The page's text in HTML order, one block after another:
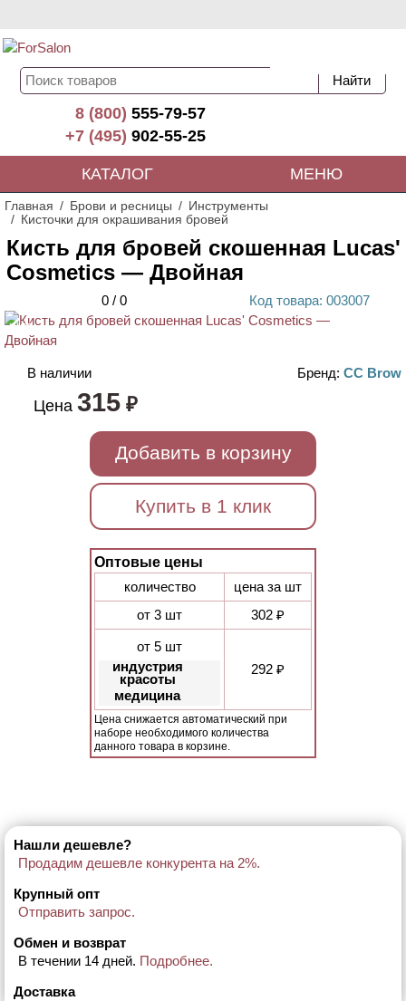
8 (800)555-79-57
+7 (495)902-55-25
КАТАЛОГ МЕНЮ
Главная Брови и ресницы
Инструменты
Кисточки для окрашивания бровей
Кисть для бровей скошенная Lucas'
Cosmetics — Двойная
0 / 0 Код товара: 003007
ХИТ
В наличии Бренд: CC Brow
Цена 315₽
Добавить в корзину
Купить в 1 клик
Оптовые цены
количество
цена за шт
от 3 шт
302 ₽
от 5 шт
индустрия
красоты
медицина
292 ₽
Цена снижается автоматический при
наборе необходимого количества
данного товара в корзине.
Нашли дешевле?
Продадим дешевле конкурента на 2%.
Крупный опт
Отправить запрос.
Обмен и возврат
В течении 14 дней. Подробнее.
Доставка